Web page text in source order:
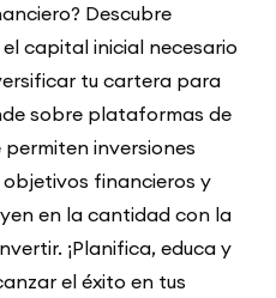
Descubre
capital inicial necesario
tu cartera para
sobre plataformas de
inversiones
financieros y
en la cantidad con la
¡Planifica, educa y
el éxito en tus